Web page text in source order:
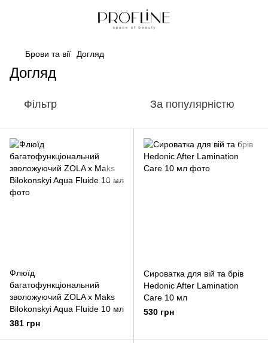
Брови та вії Догляд
Догляд
Фільтр За популярністю
Флюїд
багатофункціональний
зволожуючий ZOLA x Maks
Bilokonskyi Aqua Fluide 10 мл
381 грн
Сироватка для вій та брів
Hedonic After Lamination
Care 10 мл
530 грн